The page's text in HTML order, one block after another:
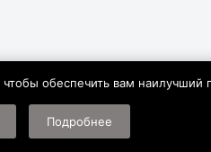
обеспечить вам наилучший
Подробнее